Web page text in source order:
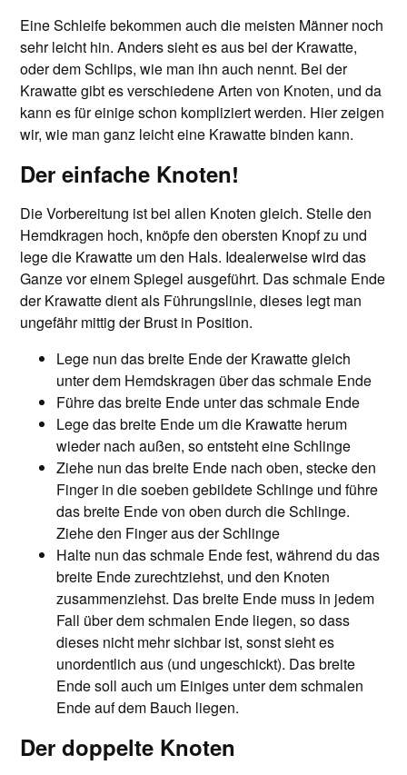
Eine Schleife bekommen auch die meisten Männer noch
sehr leicht hin. Anders sieht es aus bei der Krawatte,
oder dem Schlips, wie man ihn auch nennt. Bei der
Krawatte gibt es verschiedene Arten von Knoten, und da
kann es für einige schon kompliziert werden. Hier zeigen
wir, wie man ganz leicht eine Krawatte binden kann.
Der einfache Knoten!
Die Vorbereitung ist bei allen Knoten gleich. Stelle den
Hemdkragen hoch, knöpfe den obersten Knopf zu und
lege die Krawatte um den Hals. Idealerweise wird das
Ganze vor einem Spiegel ausgeführt. Das schmale Ende
der Krawatte dient als Führungslinie, dieses legt man
ungefähr mittig der Brust in Position.
Lege nun das breite Ende der Krawatte gleich
unter dem Hemdskragen über das schmale Ende
Führe das breite Ende unter das schmale Ende
Lege das breite Ende um die Krawatte herum
wieder nach außen, so entsteht eine Schlinge
Ziehe nun das breite Ende nach oben, stecke den
Finger in die soeben gebildete Schlinge und führe
das breite Ende von oben durch die Schlinge.
Ziehe den Finger aus der Schlinge
Halte nun das schmale Ende fest, während du das
breite Ende zurechtziehst, und den Knoten
zusammenziehst. Das breite Ende muss in jedem
Fall über dem schmalen Ende liegen, so dass
dieses nicht mehr sichbar ist, sonst sieht es
unordentlich aus (und ungeschickt). Das breite
Ende soll auch um Einiges unter dem schmalen
Ende auf dem Bauch liegen.
Der doppelte Knoten